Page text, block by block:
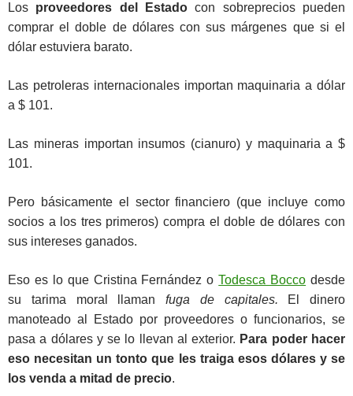
Los proveedores del Estado con sobreprecios pueden
comprar el doble de dólares con sus márgenes que si el
dólar estuviera barato.
Las petroleras internacionales importan maquinaria a dólar
a $ 101.
Las mineras importan insumos (cianuro) y maquinaria a $
101.
Pero básicamente el sector financiero (que incluye como
socios a los tres primeros) compra el doble de dólares con
sus intereses ganados.
Eso es lo que Cristina Fernández oTodesca Bocco desde
su tarima moral llaman fuga de capitales. El dinero
manoteado al Estado por proveedores o funcionarios, se
pasa a dólares y se lo llevan al exterior. Para poder hacer
eso necesitan un tonto que les traiga esos dólares y se
los venda a mitad de precio.